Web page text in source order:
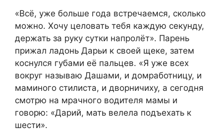
«Всё, уже больше года встречаемся, сколько
можно. Хочу целовать тебя каждую секунду,
держать за руку сутки напролёт». Парень
прижал ладонь Дарьи к своей щеке, затем
коснулся губами её пальцев. «Я уже всех
вокруг называю Дашами, и домработницу, и
маминого стилиста, и дворничиху, а сегодня
смотрю на мрачного водителя мамы и
говорю: «Дарий, мать велела подъехать к
шести».